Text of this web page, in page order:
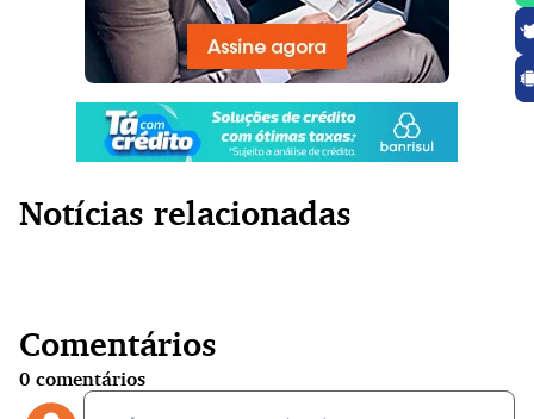
Notícias relacionadas
Comentários
0 comentários